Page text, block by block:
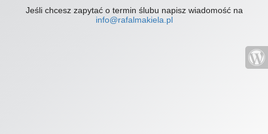
Jeśli chcesz zapytać o termin ślubu napisz wiadomość na
info@rafalmakiela.pl